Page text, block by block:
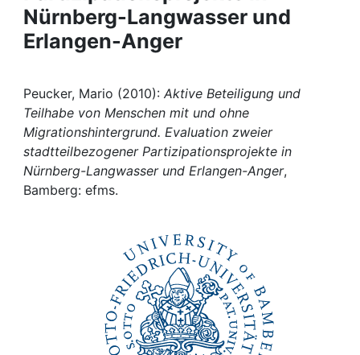
My FIS
Help
Nürnberg-Langwasser und
Erlangen-Anger
Peucker, Mario (2010): Aktive Beteiligung und
Teilhabe von Menschen mit und ohne
Migrationshintergrund. Evaluation zweier
stadtteilbezogener Partizipationsprojekte in
Nürnberg-Langwasser und Erlangen-Anger,
Bamberg: efms.